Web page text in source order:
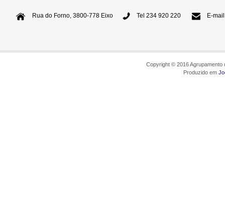
Rua do Forno, 3800-778 Eixo Tel 234 920 220 E-
Copyright © 2016
Produzido em